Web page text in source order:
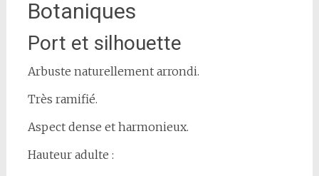
Botaniques
Port et silhouette
Arbuste naturellement arrondi.
Très ramifié.
Aspect dense et harmonieux.
Hauteur adulte :